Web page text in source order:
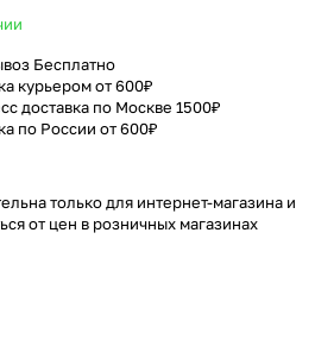
Бесплатно
курьером от 600₽
доставка по Москве 1500₽
по России от 600₽
только для интернет-магазина и
от цен в розничных магазинах